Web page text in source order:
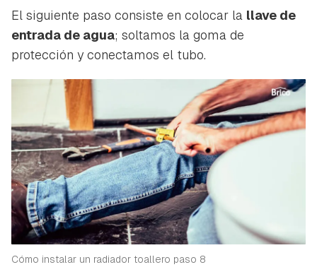
El siguiente paso consiste en colocar la llave de
entrada de agua; soltamos la goma de
protección y conectamos el tubo.
Cómo instalar un radiador toallero paso 8